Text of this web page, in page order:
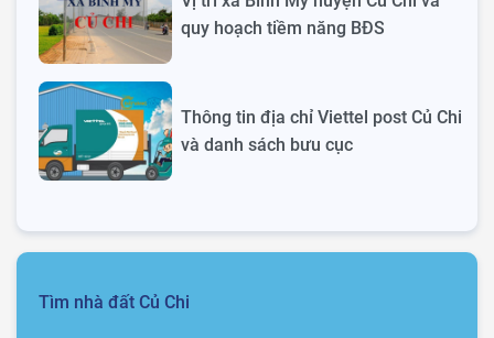
quy hoạch tiềm năng BĐS
Thông tin địa chỉ Viettel post Củ Chi
và danh sách bưu cục
Tìm nhà đất Củ Chi